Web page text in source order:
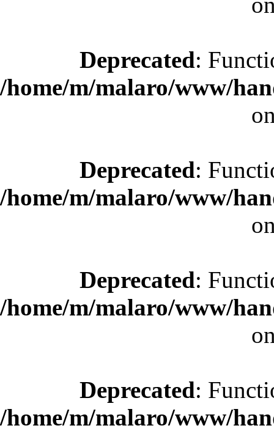
Deprecated:
/home/m/malaro/www/
Deprecated:
/home/m/malaro/www/
Deprecated:
/home/m/malaro/www/
Deprecated:
/home/m/malaro/www/